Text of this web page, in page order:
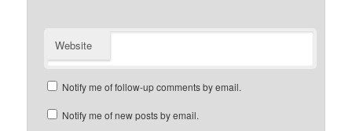
Website
Notify me of follow-up comments by email.
Notify me of new posts by email.